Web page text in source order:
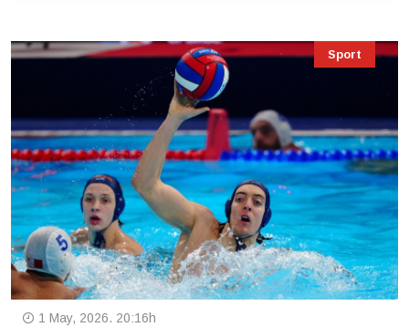
Sport
1 May, 2026. 20:16h